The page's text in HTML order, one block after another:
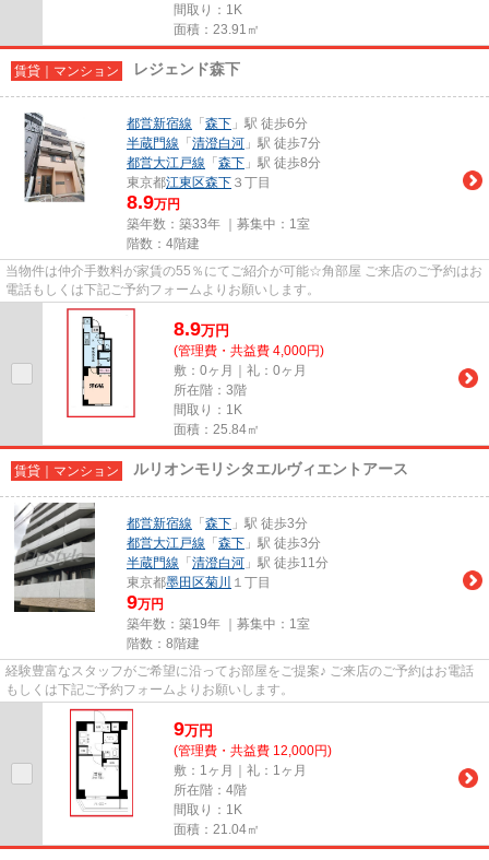
間取り：1K
面積：23.91㎡
賃貸｜マンション レジェンド森下
都営新宿線 「 森下 」駅 徒歩6分
半蔵門線 「 清澄白河 」駅 徒歩7分
都営大江戸線 「 森下 」駅 徒歩8分
東京都江東区森下 ３丁目
8.9万円
築年数：築33年 ｜募集中： 1室
階数：4階建
当物件は仲介手数料が家賃の55％にてご紹介が可能☆角部屋 ご来店のご予約はお
電話もしくは下記ご予約フォームよりお願いします。
8.9万円
(管理費・共益費 4,000円)
敷：0ヶ月｜礼：0ヶ月
所在階：3階
間取り：1K
面積：25.84㎡
賃貸｜マンション ルリオンモリシタエルヴィエントアース
都営新宿線 「 森下 」駅 徒歩3分
都営大江戸線 「 森下 」駅 徒歩3分
半蔵門線 「 清澄白河 」駅 徒歩11分
東京都墨田区菊川 １丁目
9万円
築年数：築19年 ｜募集中： 1室
階数：8階建
経験豊富なスタッフがご希望に沿ってお部屋をご提案♪ ご来店のご予約はお電話
もしくは下記ご予約フォームよりお願いします。
9万円
(管理費・共益費 12,000円)
敷：1ヶ月｜礼：1ヶ月
所在階：4階
間取り：1K
面積：21.04㎡